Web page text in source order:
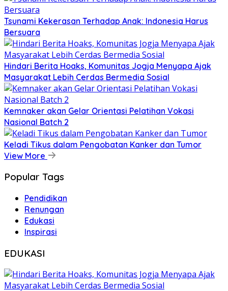
Tsunami Kekerasan Terhadap Anak: Indonesia Harus
Bersuara
Hindari Berita Hoaks, Komunitas Jogja Menyapa Ajak
Masyarakat Lebih Cerdas Bermedia Sosial
Kemnaker akan Gelar Orientasi Pelatihan Vokasi
Nasional Batch 2
Keladi Tikus dalam Pengobatan Kanker dan Tumor
View More
Popular Tags
Pendidikan
Renungan
Edukasi
Inspirasi
EDUKASI